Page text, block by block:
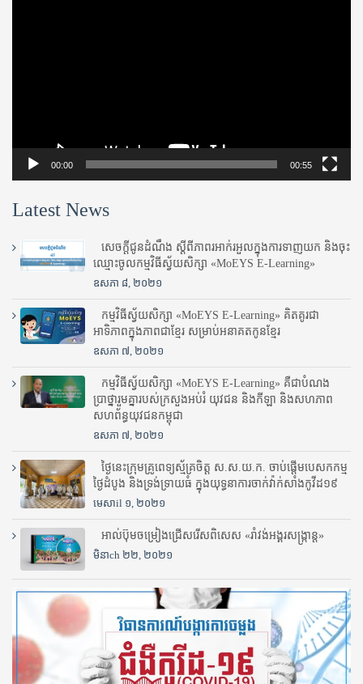
00:00 00:55
Latest News
សេចក្តីជូនដំណឹង ស្តី​ពីភាព​រអាក់រអួល​ក្នុងការ​ទាញ​យក និង​ចុះ​
ឈ្មោះ​ចូល​កម្មវិធី​ស្វ័យសិក្សា «MoEYS E-Learning»
ឧសភា ៨, ២០២១
កម្មវិធីស្វ័យសិក្សា «MoEYS E-Learning» គិតគូរជា
អាទិភាពក្នុងភាពជាខ្មែរ សម្រាប់អនាគតកូនខ្មែរ
ឧសភា ៧, ២០២១
កម្មវិធីស្វ័យសិក្សា «MoEYS E-Learning» គឺជាបំណង
ប្រាថ្នារួមគ្នារបស់ក្រសួងអប់រំ​ យុវជន និងកីឡា និងសហភាព
សហព័ន្ធយុវជនកម្ពុជា
ឧសភា ៧, ២០២១
ថ្ងៃនេះក្រុមគ្រូពេទ្យស្ម័គ្រចិត្ត ស.ស.យ.ក. ចាប់ផ្តើមបេសកកម្ម
ថ្ងៃដំបូង និងទ្រង់ទ្រាយធំ ក្នុងយុទ្ធនាការចាក់វ៉ាក់សាំងកូវីដ១៩
មេសាil ១, ២០២១
អាល់ប៊ុមចម្រៀងជ្រើសរើសពិសេស «រាំវង់អង្គរសង្ក្រាន្ត»
មិនាch ២២, ២០២១